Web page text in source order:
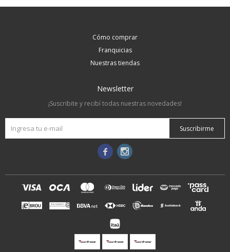
Cómo comprar
Franquicias
Nuestras tiendas
Newsletter
¡Suscribite y recibí todas nuestras novedades!
Suscribirme
 